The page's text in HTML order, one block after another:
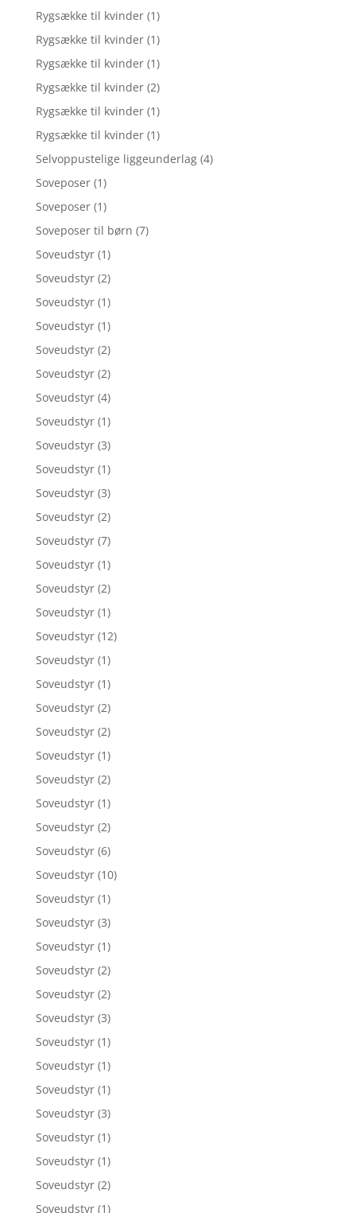
Rygsække til kvinder (1)
Rygsække til kvinder (1)
Rygsække til kvinder (1)
Rygsække til kvinder (2)
Rygsække til kvinder (1)
Rygsække til kvinder (1)
Selvoppustelige liggeunderlag (4)
Soveposer (1)
Soveposer (1)
Soveposer til børn (7)
Soveudstyr (1)
Soveudstyr (2)
Soveudstyr (1)
Soveudstyr (1)
Soveudstyr (2)
Soveudstyr (2)
Soveudstyr (4)
Soveudstyr (1)
Soveudstyr (3)
Soveudstyr (1)
Soveudstyr (3)
Soveudstyr (2)
Soveudstyr (7)
Soveudstyr (1)
Soveudstyr (2)
Soveudstyr (1)
Soveudstyr (12)
Soveudstyr (1)
Soveudstyr (1)
Soveudstyr (2)
Soveudstyr (2)
Soveudstyr (1)
Soveudstyr (2)
Soveudstyr (1)
Soveudstyr (2)
Soveudstyr (6)
Soveudstyr (10)
Soveudstyr (1)
Soveudstyr (3)
Soveudstyr (1)
Soveudstyr (2)
Soveudstyr (2)
Soveudstyr (3)
Soveudstyr (1)
Soveudstyr (1)
Soveudstyr (1)
Soveudstyr (3)
Soveudstyr (1)
Soveudstyr (1)
Soveudstyr (2)
Soveudstyr (1)